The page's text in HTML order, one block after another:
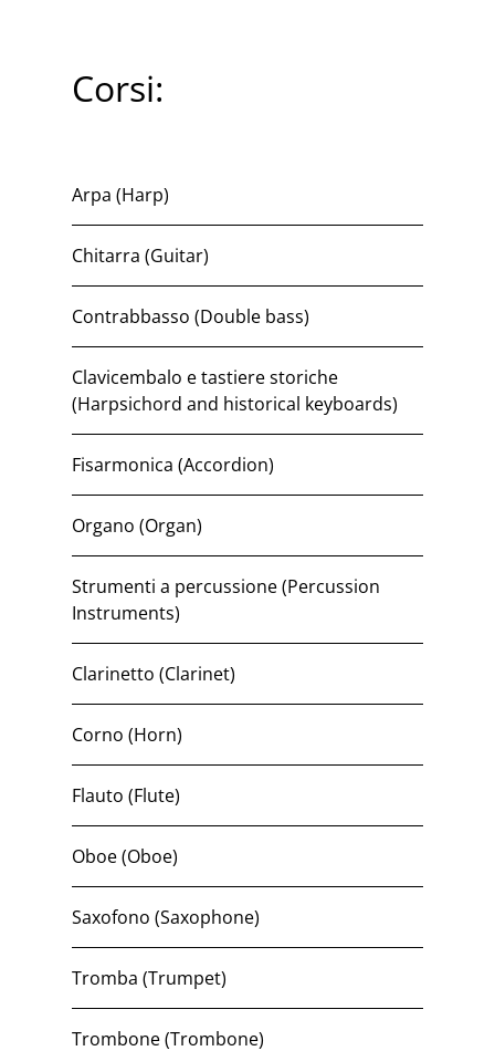
Corsi:
Arpa (Harp)
Chitarra (Guitar)
Contrabbasso (Double bass)
Clavicembalo e tastiere storiche
(Harpsichord and historical keyboards)
Fisarmonica (Accordion)
Organo (Organ)
Strumenti a percussione (Percussion
Instruments)
Clarinetto (Clarinet)
Corno (Horn)
Flauto (Flute)
Oboe (Oboe)
Saxofono (Saxophone)
Tromba (Trumpet)
Trombone (Trombone)